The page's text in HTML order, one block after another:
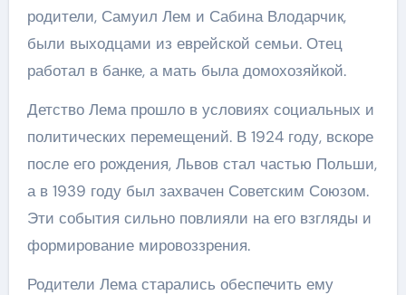
родители, Самуил Лем и Сабина Влодарчик,
были выходцами из еврейской семьи. Отец
работал в банке, а мать была домохозяйкой.
Детство Лема прошло в условиях социальных и
политических перемещений. В 1924 году, вскоре
после его рождения, Львов стал частью Польши,
а в 1939 году был захвачен Советским Союзом.
Эти события сильно повлияли на его взгляды и
формирование мировоззрения.
Родители Лема старались обеспечить ему